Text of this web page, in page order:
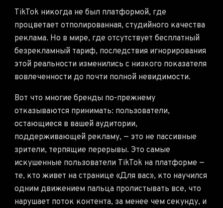
TikTok никогда не был платформой, где
процветает отполированная, студийного качества
реклама. Но в мире, где отсутствует бесплатный
безрекламный тариф, последствия игнорирования
этой реальности изменились с низкого показателя
вовлеченности до почти полной невидимости.
Вот что многие бренды по-прежнему
отказываются принимать: пользователи,
остающиеся в вашей аудитории,
поддерживающей рекламу, — это не пассивные
зрители, терпящие перерывы. Это самые
искушенные пользователи TikTok на платформе —
те, кто живет на странице «Для вас», кто научился
одним движением пальца пролистывать все, что
нарушает поток контента, за менее чем секунду, и